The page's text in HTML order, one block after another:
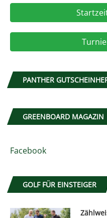
PANTHER
GREENBOARD MAGAZIN
Facebook
GOLF FÜR EINSTEIGER